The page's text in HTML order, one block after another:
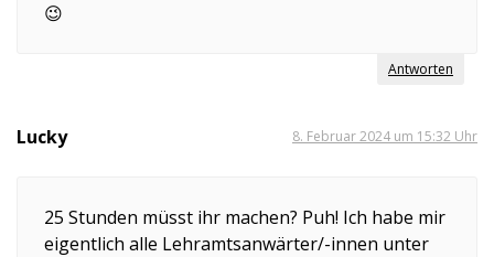
😉
Antworten
Lucky 8. Februar 2024 um 15:32 Uhr
25 Stunden müsst ihr machen? Puh! Ich habe mir
eigentlich alle Lehramtsanwärter/-innen unter